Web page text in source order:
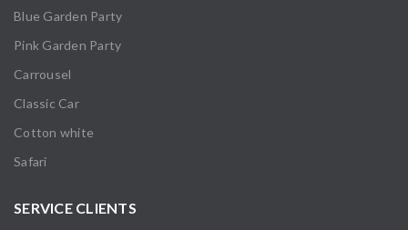
Blue Garden Party
Pink Garden Party
Carrousel
Classic Car
Cotton white
Safari
SERVICE CLIENTS